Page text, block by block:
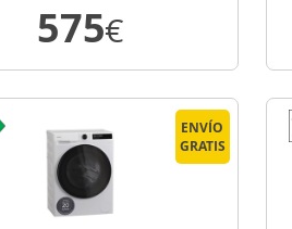
VER DETALLE
575€
ENVÍO
GRATIS